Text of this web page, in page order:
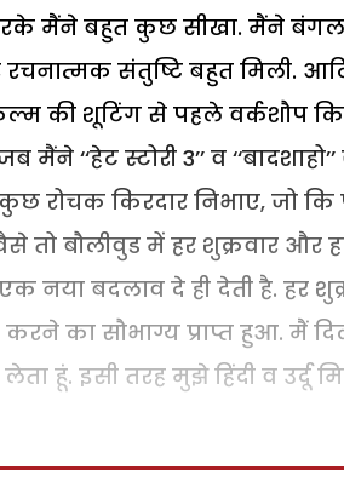
मैंने बहुत कुछ सीखा. मैंने
संतुष्टि बहुत मिली.
की शूटिंग से पहले वर्कशौप
‘‘हेट स्टोरी 3’’ व
रोचक किरदार निभाए, जो
तो बौलीवुड में हर शुक्रवार
नया बदलाव दे ही देती है. हर
करने का सौभाग्य प्राप्त हुआ. मैं
हूं. इसी तरह मुझे हिंदी व उर्दू